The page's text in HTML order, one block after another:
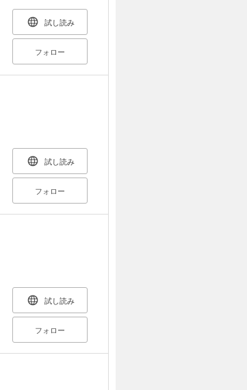
試し読み
フォロー
試し読み
フォロー
試し読み
フォロー